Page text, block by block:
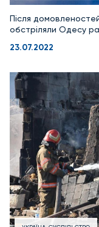
Після
обстріляли Одесу
23.07.2022